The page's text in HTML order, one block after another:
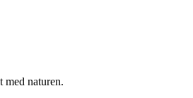
naturen.